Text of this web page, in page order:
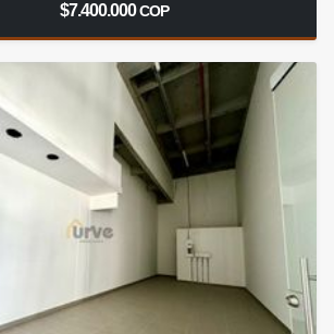
$7.400.000COP